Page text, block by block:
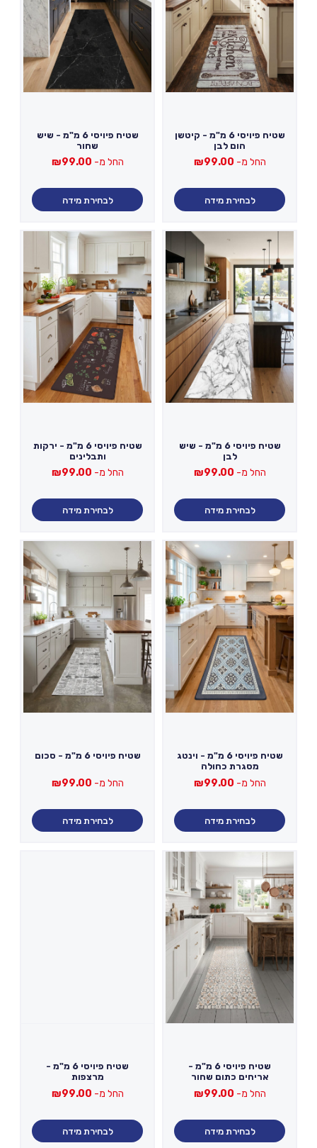
שטיח פיויסי 6 מ"מ - קיטשן
הום לבן
החל מ- ₪99.00
לבחירת מידה
שטיח פיויסי 6 מ"מ - שיש
שחור
החל מ- ₪99.00
לבחירת מידה
שטיח פיויסי 6 מ"מ - שיש
לבן
החל מ- ₪99.00
לבחירת מידה
שטיח פיויסי 6 מ"מ - ירקות
ותבלינים
החל מ- ₪99.00
לבחירת מידה
שטיח פיויסי 6 מ"מ - וינטג
מסגרת כחולה
החל מ- ₪99.00
לבחירת מידה
שטיח פיויסי 6 מ"מ - סכום
החל מ- ₪99.00
לבחירת מידה
שטיח פיויסי 6 מ"מ -
אריחים כתום שחור
החל מ- ₪99.00
לבחירת מידה
שטיח פיויסי 6 מ"מ -
מרצפות
החל מ- ₪99.00
לבחירת מידה